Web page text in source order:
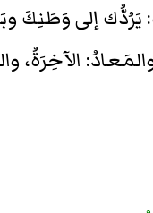
يَرُدُّك إلى وَطَنِكَ
والمَعادُ: